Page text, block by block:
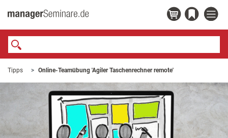
Tipps Online-Teamübung 'Agiler Taschenrechner remote'